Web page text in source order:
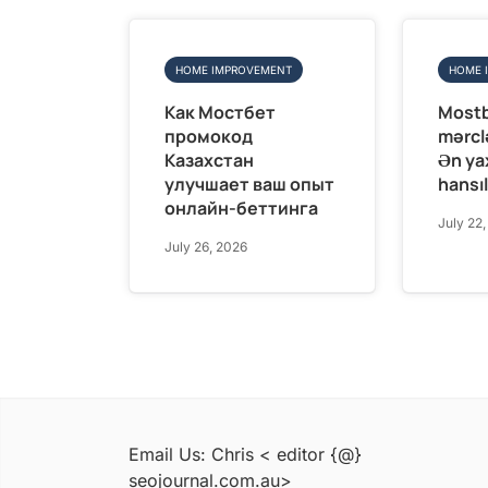
HOME IMPROVEMENT
Как Мостбет
промокод
Казахстан
улучшает ваш опыт
онлайн-беттинга
July 26, 2026
HOME
Ən
July
Email Us: Chris < editor {@}
seojournal.com.au>